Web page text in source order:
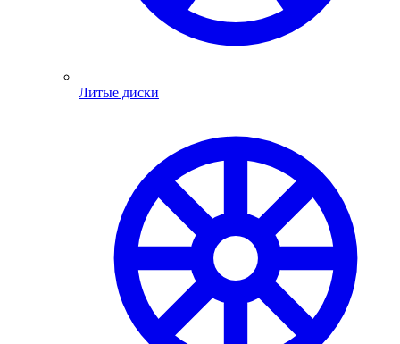
Литые диски